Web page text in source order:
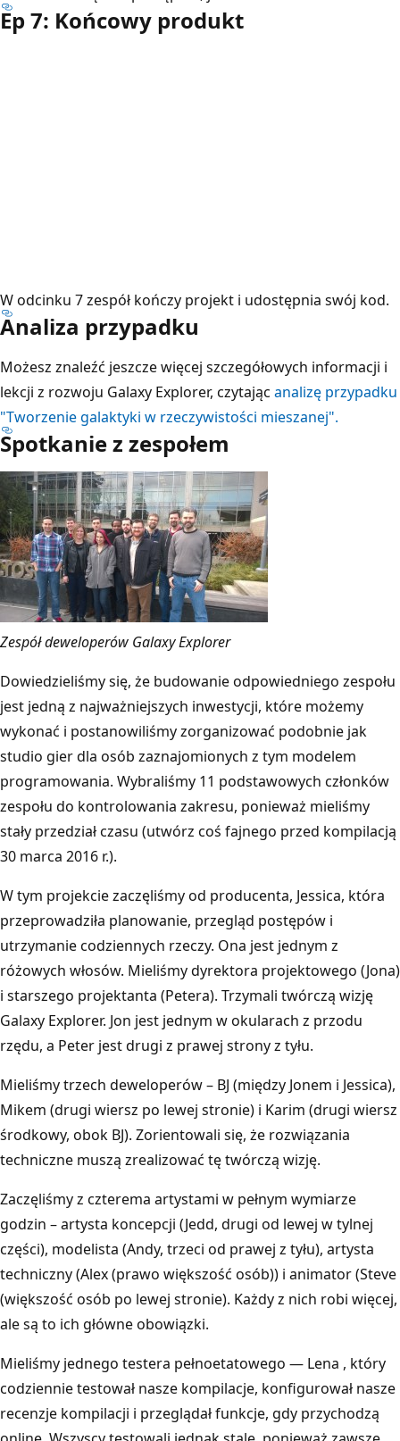
Ep 7: Końcowy produkt
W odcinku 7 zespół kończy projekt i udostępnia swój kod.
Analiza przypadku
Możesz znaleźć jeszcze więcej szczegółowych informacji i
lekcji z rozwoju Galaxy Explorer, czytając analizę przypadku
"Tworzenie galaktyki w rzeczywistości mieszanej".
Spotkanie z zespołem
Zespół deweloperów Galaxy Explorer
Dowiedzieliśmy się, że budowanie odpowiedniego zespołu
jest jedną z najważniejszych inwestycji, które możemy
wykonać i postanowiliśmy zorganizować podobnie jak
studio gier dla osób zaznajomionych z tym modelem
programowania. Wybraliśmy 11 podstawowych członków
zespołu do kontrolowania zakresu, ponieważ mieliśmy
stały przedział czasu (utwórz coś fajnego przed kompilacją
30 marca 2016 r.).
W tym projekcie zaczęliśmy od producenta, Jessica, która
przeprowadziła planowanie, przegląd postępów i
utrzymanie codziennych rzeczy. Ona jest jednym z
różowych włosów. Mieliśmy dyrektora projektowego (Jona)
i starszego projektanta (Petera). Trzymali twórczą wizję
Galaxy Explorer. Jon jest jednym w okularach z przodu
rzędu, a Peter jest drugi z prawej strony z tyłu.
Mieliśmy trzech deweloperów – BJ (między Jonem i Jessica),
Mikem (drugi wiersz po lewej stronie) i Karim (drugi wiersz
środkowy, obok BJ). Zorientowali się, że rozwiązania
techniczne muszą zrealizować tę twórczą wizję.
Zaczęliśmy z czterema artystami w pełnym wymiarze
godzin – artysta koncepcji (Jedd, drugi od lewej w tylnej
części), modelista (Andy, trzeci od prawej z tyłu), artysta
techniczny (Alex (prawo większość osób)) i animator (Steve
(większość osób po lewej stronie). Każdy z nich robi więcej,
ale są to ich główne obowiązki.
Mieliśmy jednego testera pełnoetatowego — Lena , który
codziennie testował nasze kompilacje, konfigurował nasze
recenzje kompilacji i przeglądał funkcje, gdy przychodzą